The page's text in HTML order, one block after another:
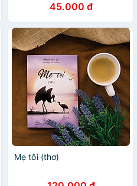
45.000 đ
Mẹ tôi (thơ)